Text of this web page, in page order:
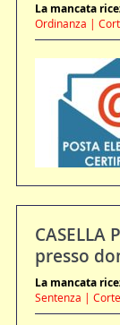
La mancata
Ordinanza |
presso
La mancata
Sentenza |